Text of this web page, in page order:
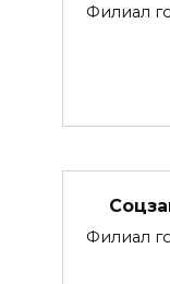
Филиал
Филиал